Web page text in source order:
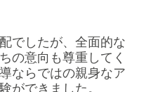
でしたが、全面的な
の意向も尊重してく
ならではの親身なア
ができました。